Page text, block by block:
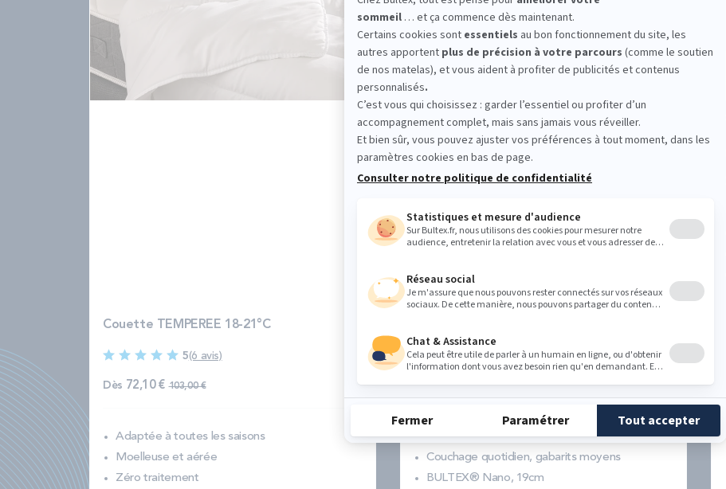
Couette TEMPEREE 18-21°C
5(6 avis)
Dès 72,10 € Prix normal
103,00 €
Adaptée à toutes les saisons
Moelleuse et aérée
Zéro traitement
4.5(84 avis)
Dès 348,00 €Prix normal
580,00 €
Pour les amateurs de fermeté
Couchage quotidien, gabarits moyens
BULTEX® Nano, 19cm